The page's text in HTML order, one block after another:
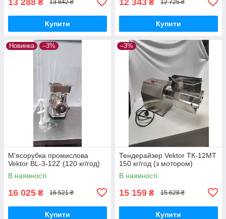
₴ 13 842 ₴
Купити
₴ 12 725 ₴
Купити
Новинка –3%
М’ясорубка промислова
Vektor BL-3-12Z (120 кг/год)
В наявності
16 025 ₴ 16 521 ₴
Купити
–3%
Тендерайзер Vektor ТК-12MT
150 кг/год (з мотором)
В наявності
15 159 ₴ 15 628 ₴
Купити